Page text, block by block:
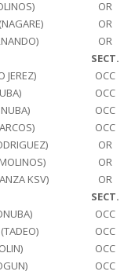
OR
OR
OR
SECT.
JEREZ)
OCC
OCC
OCC
OCC
OR
OR
KSV)
OR
SECT.
OCC
OCC
OCC
OCC